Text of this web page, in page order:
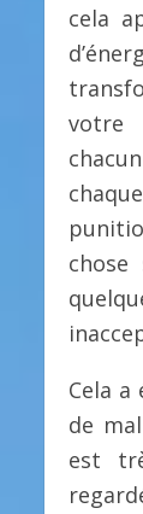
cela
votre
Cela
de
est